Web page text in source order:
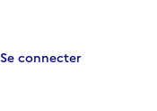
Se connecter